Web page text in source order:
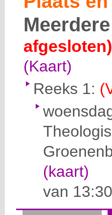
afgesloten)
(Kaart)
Reeks 1:
(kaart)
van